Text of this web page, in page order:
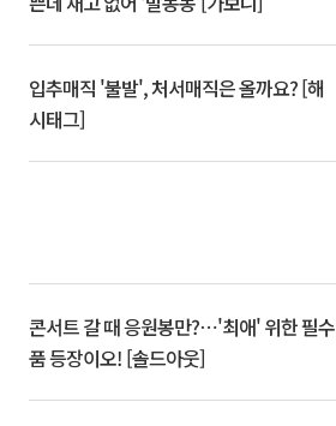
입추매직 '불발', 처서매직은 올까요? [해
시태그]
콘서트 갈 때 응원봉만?⋯'최애' 위한 필수
품 등장이오! [솔드아웃]